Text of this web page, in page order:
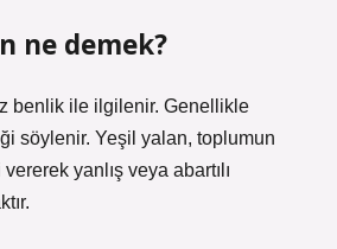
ne demek?
benlik ile ilgilenir. Genellikle
söylenir. Yeşil yalan, toplumun
yanlış veya abartılı